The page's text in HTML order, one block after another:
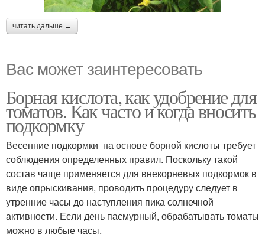
читать дальше →
Вас может заинтересовать
Борная кислота, как удобрение для
томатов. Как часто и когда вносить
подкормку
Весенние подкормки на основе борной кислоты требует
соблюдения определенных правил. Поскольку такой
состав чаще применяется для внекорневых подкормок в
виде опрыскивания, проводить процедуру следует в
утренние часы до наступления пика солнечной
активности. Если день пасмурный, обрабатывать томаты
можно в любые часы.